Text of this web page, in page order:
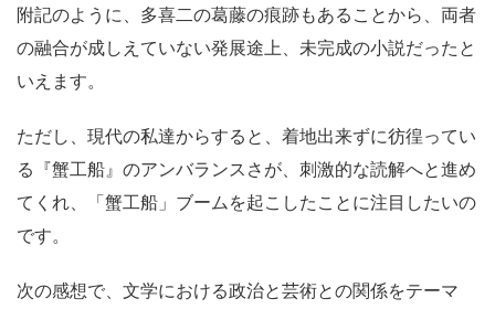
附記のように、多喜二の葛藤の痕跡もあることから、両者
の融合が成しえていない発展途上、未完成の小説だったと
いえます。
ただし、現代の私達からすると、着地出来ずに彷徨ってい
る『蟹工船』のアンバランスさが、刺激的な読解へと進め
てくれ、「蟹工船」ブームを起こしたことに注目したいの
です。
次の感想で、文学における政治と芸術との関係をテーマ